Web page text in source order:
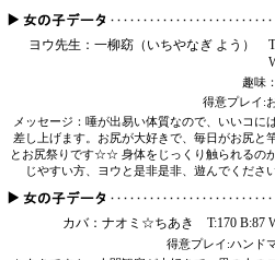
ヨウ先生：一柳窈（いちやなぎ よう）
趣味
得意プレイ:
メッセージ：唾が出易い体質なので、いいコに
差し上げます。お尻が大好きで、毎日がお尻と
とお尻祭りです☆☆ 身体をじっくり触られるの
じやすい方、ヨウと是非是非、遊んでくだ
カバ：ナオミ☆ちあき T:170 B:87
得意プレイ:ハンド